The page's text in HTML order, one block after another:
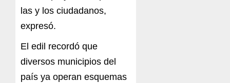
las y los ciudadanos,
expresó.
El edil recordó que
diversos municipios del
país ya operan esquemas